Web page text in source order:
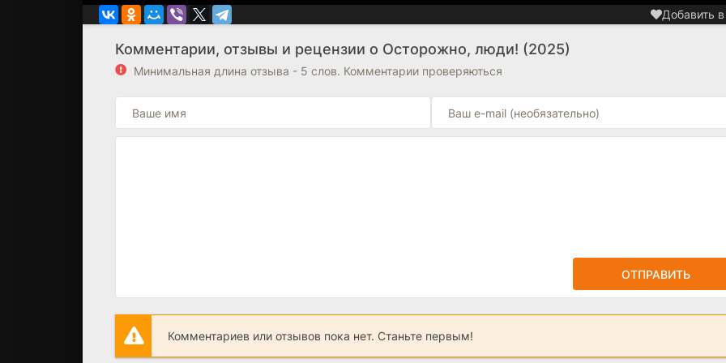
Добавить
Комментарии, отзывы и рецензии о Осторожно, люди! (2025)
Минимальная длина отзыва - 5 слов. Комментарии проверяються
ОТПРАВИТЬ
Комментариев или отзывов пока нет. Станьте первым!